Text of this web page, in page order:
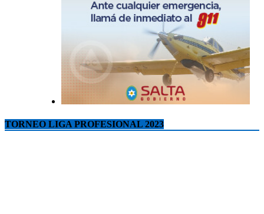
TORNEO LIGA PROFESIONAL 2023